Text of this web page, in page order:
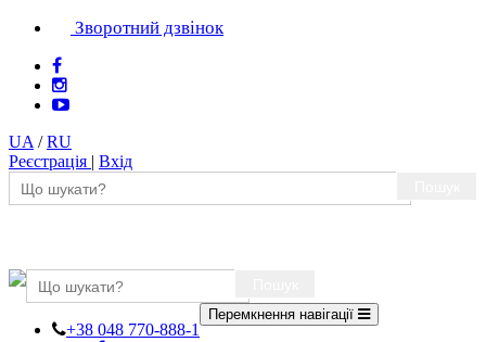
Зворотний дзвінок
UA /RU
Реєстрація | Вхід
+38 048 770-888-1
Перемкнення навігації